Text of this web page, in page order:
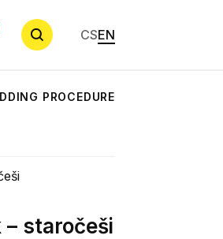
CSEN
PROCEDURE
– staročeši